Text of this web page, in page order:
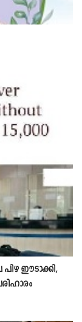
ഈടാക്കി,